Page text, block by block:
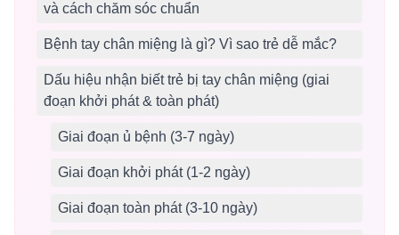
và cách chăm sóc chuẩn
Bệnh tay chân miệng là gì? Vì sao trẻ dễ mắc?
Dấu hiệu nhận biết trẻ bị tay chân miệng (giai
đoạn khởi phát & toàn phát)
Giai đoạn ủ bệnh (3-7 ngày)
Giai đoạn khởi phát (1-2 ngày)
Giai đoạn toàn phát (3-10 ngày)